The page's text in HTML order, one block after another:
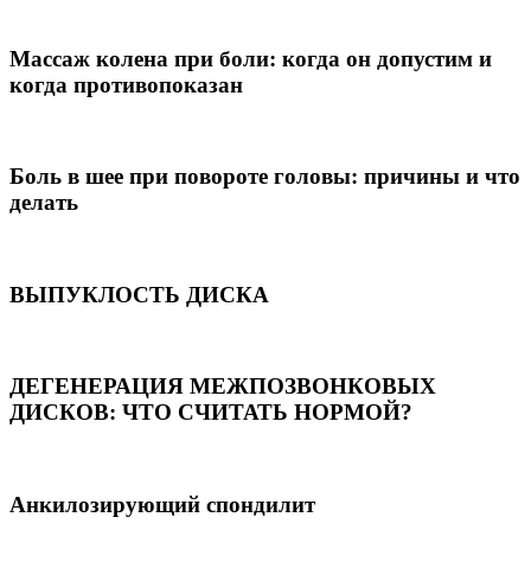
Массаж колена при боли: когда он допустим и
когда противопоказан
Боль в шее при повороте головы: причины и что
делать
ВЫПУКЛОСТЬ ДИСКА
ДЕГЕНЕРАЦИЯ МЕЖПОЗВОНКОВЫХ
ДИСКОВ: ЧТО СЧИТАТЬ НОРМОЙ?
Анкилозирующий спондилит